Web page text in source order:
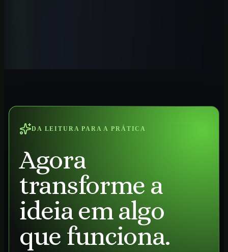
DA LEITURA PARA A PRÁTICA
Agora
transforme a
ideia em algo
que funciona.